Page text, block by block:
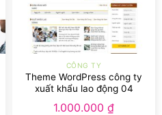
CÔNG TY
Theme WordPress công ty
xuất khẩu lao động 04
1.000.000 ₫